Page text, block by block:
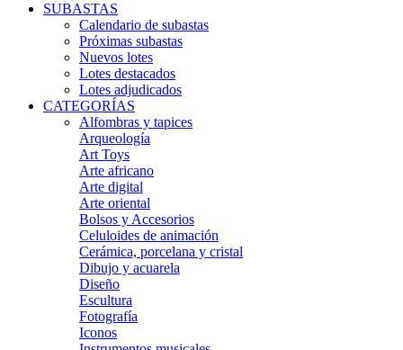
SUBASTAS
Calendario de subastas
Próximas subastas
Nuevos lotes
Lotes destacados
Lotes adjudicados
CATEGORÍAS
Alfombras y tapices
Arqueología
Art Toys
Arte africano
Arte digital
Arte oriental
Bolsos y Accesorios
Celuloides de animación
Cerámica, porcelana y cristal
Dibujo y acuarela
Diseño
Escultura
Fotografía
Iconos